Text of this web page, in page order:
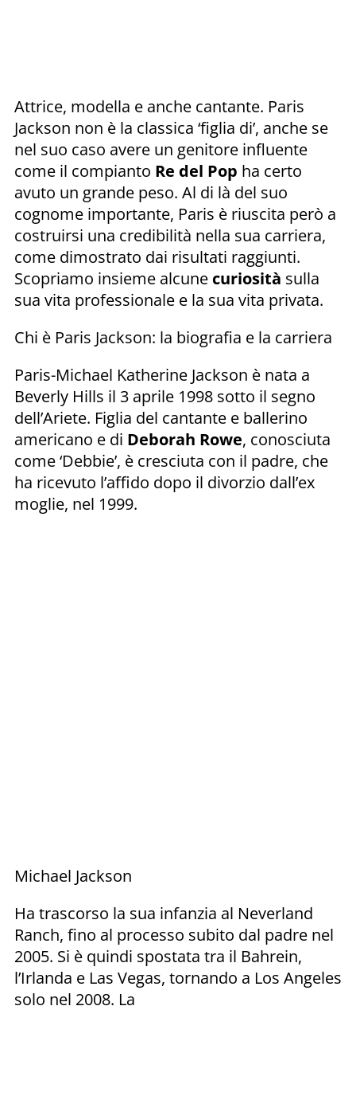
Attrice, modella e anche cantante. Paris
Jackson non è la classica ‘figlia di’, anche se
nel suo caso avere un genitore influente
come il compianto Re del Pop ha certo
avuto un grande peso. Al di là del suo
cognome importante, Paris è riuscita però a
costruirsi una credibilità nella sua carriera,
come dimostrato dai risultati raggiunti.
Scopriamo insieme alcune curiosità sulla
sua vita professionale e la sua vita privata.
Chi è Paris Jackson: la biografia e la carriera
Paris-Michael Katherine Jackson è nata a
Beverly Hills il 3 aprile 1998 sotto il segno
dell’Ariete. Figlia del cantante e ballerino
americano e di Deborah Rowe, conosciuta
come ‘Debbie’, è cresciuta con il padre, che
ha ricevuto l’affido dopo il divorzio dall’ex
moglie, nel 1999.
Michael Jackson
Ha trascorso la sua infanzia al Neverland
Ranch, fino al processo subito dal padre nel
2005. Si è quindi spostata tra il Bahrein,
l’Irlanda e Las Vegas, tornando a Los Angeles
solo nel 2008. La